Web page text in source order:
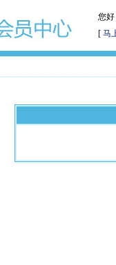
您
[ 马